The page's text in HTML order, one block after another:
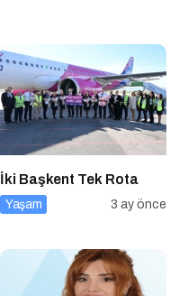
İki Başkent Tek Rota
Yaşam 3 ay önce